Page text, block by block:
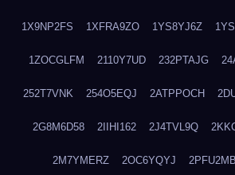
1X9NP2FS 1XFRA9ZO 1YS8YJ6Z
1ZOCGLFM 2110Y7UD 232PTAJG
252T7VNK 254O5EQJ 2ATPPOCH
2G8M6D58 2IIHI162 2J4TVL9Q
2M7YMERZ 2OC6YQYJ